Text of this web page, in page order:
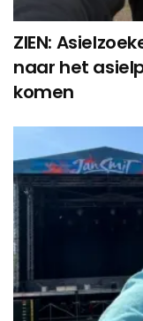
ZIEN:
naar het
komen